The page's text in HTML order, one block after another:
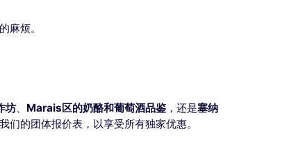
麻烦。
坊 Marais区的奶酪和葡萄酒品鉴 ，还是塞纳
的团体报价表，以享受所有独家优惠。